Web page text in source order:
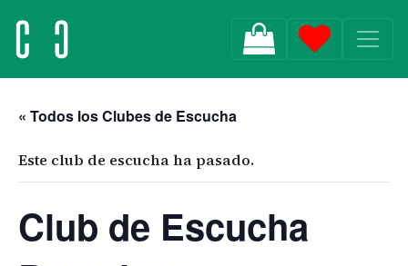
MAIN NAVIGATION
« Todos los Clubes de Escucha
Este club de escucha ha pasado.
Club de Escucha